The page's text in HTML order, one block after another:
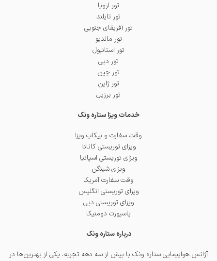
تور اروپا
تور تایلند
تور آفریقای جنوبی
تور مالدیو
تور استانبول
تور دبی
تور چین
تور ژاپن
تور برزیل
خدمات ویزا ستاره ونک
وقت سفارت و پیکاپ ویزا
ویزای توریستی کانادا
ویزای توریستی اسپانیا
ویزای شینگن
وقت سفارت آمریکا
ویزای توریستی انگلیس
ویزای توریستی دبی
پاسپورت دومنیکا
درباره ستاره ونک
آژانس هواپیمایی ستاره ونک با بیش از سه دهه تجربه، یکی از بهترین‌ها در